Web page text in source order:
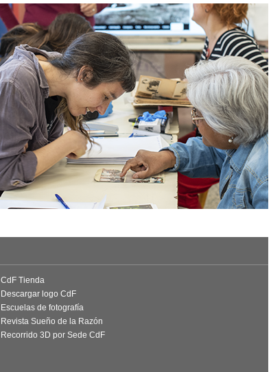
CdF Tienda
Descargar logo CdF
Escuelas de fotografía
Revista Sueño de la Razón
Recorrido 3D por Sede CdF